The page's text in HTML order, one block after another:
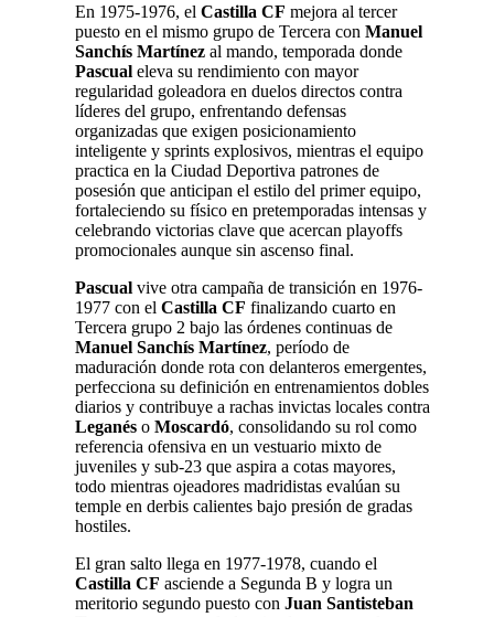
En 1975-1976, el Castilla CF mejora al tercer
puesto en el mismo grupo de Tercera con Manuel
Sanchís Martínez al mando, temporada donde
Pascual eleva su rendimiento con mayor
regularidad goleadora en duelos directos contra
líderes del grupo, enfrentando defensas
organizadas que exigen posicionamiento
inteligente y sprints explosivos, mientras el equipo
practica en la Ciudad Deportiva patrones de
posesión que anticipan el estilo del primer equipo,
fortaleciendo su físico en pretemporadas intensas y
celebrando victorias clave que acercan playoffs
promocionales aunque sin ascenso final.
Pascual vive otra campaña de transición en 1976-
1977 con el Castilla CF finalizando cuarto en
Tercera grupo 2 bajo las órdenes continuas de
Manuel Sanchís Martínez, período de
maduración donde rota con delanteros emergentes,
perfecciona su definición en entrenamientos dobles
diarios y contribuye a rachas invictas locales contra
Leganés o Moscardó, consolidando su rol como
referencia ofensiva en un vestuario mixto de
juveniles y sub-23 que aspira a cotas mayores,
todo mientras ojeadores madridistas evalúan su
temple en derbis calientes bajo presión de gradas
hostiles.
El gran salto llega en 1977-1978, cuando el
Castilla CF asciende a Segunda B y logra un
meritorio segundo puesto con Juan Santisteban